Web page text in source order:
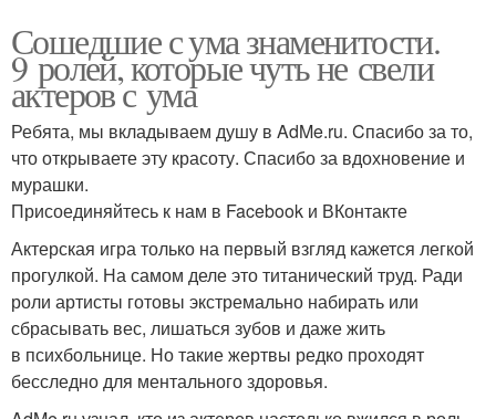
Сошедшие с ума знаменитости.
9 ролей, которые чуть не свели
актеров с ума
Ребята, мы вкладываем душу в AdMe.ru. Cпасибо за то,
что открываете эту красоту. Спасибо за вдохновение и
мурашки.
Присоединяйтесь к нам в Facebook и ВКонтакте
Актерская игра только на первый взгляд кажется легкой
прогулкой. На самом деле это титанический труд. Ради
роли артисты готовы экстремально набирать или
сбрасывать вес, лишаться зубов и даже жить
в психбольнице. Но такие жертвы редко проходят
бесследно для ментального здоровья.